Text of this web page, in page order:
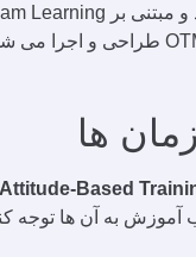
ها
Attitude-Based
به آن ها توجه